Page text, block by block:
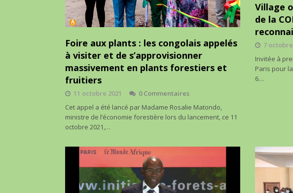
Foire aux plants : les congolais appelés
à visiter et de s’approvisionner
massivement en plants forestiers et
fruitiers
11 octobre 2021
0 Commentaires
Cet appel a été lancé par Madame Rosalie Matondo,
ministre de l’économie forestière lors du lancement, ce 11
octobre 2021,…
Village
de la
7 octobre
Invitée à
Paris pour
6…